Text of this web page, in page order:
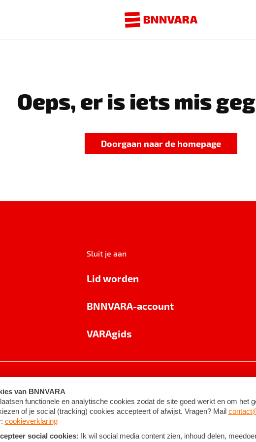
Oeps, er is iets mis
Doorgaan naar de homepage
Sluit je aan
Lid worden
BNNVARA-account
VARAgids
Algemene voorwaarden ©2026BNNVARA